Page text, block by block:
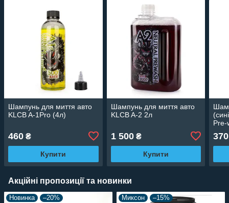
Шампунь для миття авто
KLCB A-1Pro (4л)
460 ₴
Купити
Шампунь для миття авто
KLCB A-2 2л
1 500₴
Купити
370
Акційні пропозиції та новинки
Новинка
–20%
Миксон –15%